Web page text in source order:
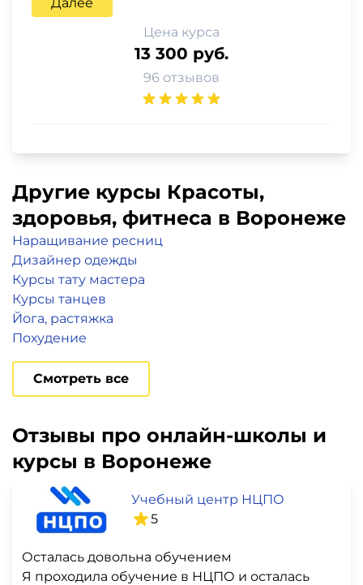
Цена курса
13 300 руб.
96 отзывов
Другие курсы Красоты,
здоровья, фитнеса в Воронеже
Наращивание ресниц
Дизайнер одежды
Курсы тату мастера
Курсы танцев
Йога, растяжка
Похудение
Смотреть все
Отзывы про онлайн-школы и
курсы в Воронеже
Учебный центр НЦПО
5
Осталась довольна обучением
Я проходила обучение в НЦПО и осталась